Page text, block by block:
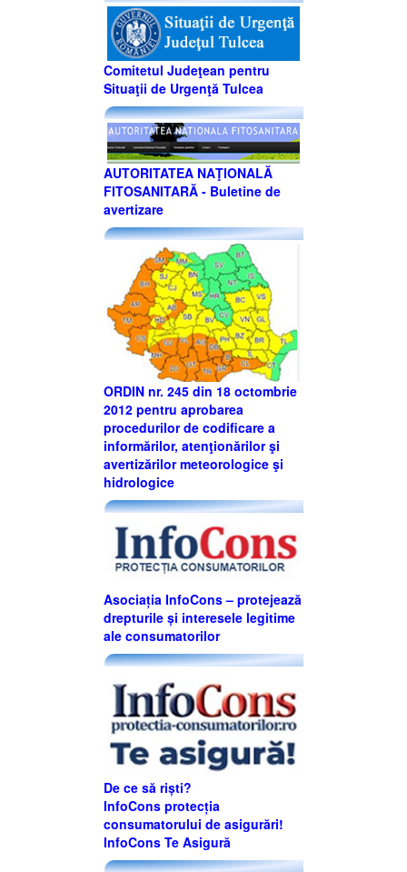
Comitetul Judeţean pentru
Situaţii de Urgenţă Tulcea
AUTORITATEA NAŢIONALĂ
FITOSANITARĂ - Buletine de
avertizare
ORDIN nr. 245 din 18 octombrie
2012 pentru aprobarea
procedurilor de codificare a
informărilor, atenţionărilor şi
avertizărilor meteorologice şi
hidrologice
Asociația InfoCons – protejează
drepturile și interesele legitime
ale consumatorilor
De ce să riști?
InfoCons protecția
consumatorului de asigurări!
InfoCons Te Asigură